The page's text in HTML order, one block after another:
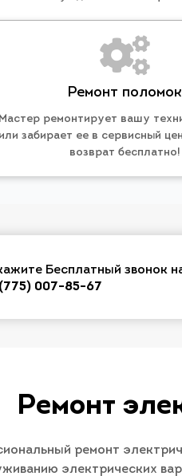
Ремонт поломок
Мастер ремонтирует вашу
или забирает ее в сервисный
возврат бесплатно!
Бесплатный звонок
007-85-67
Ремонт
ремонт
электрических